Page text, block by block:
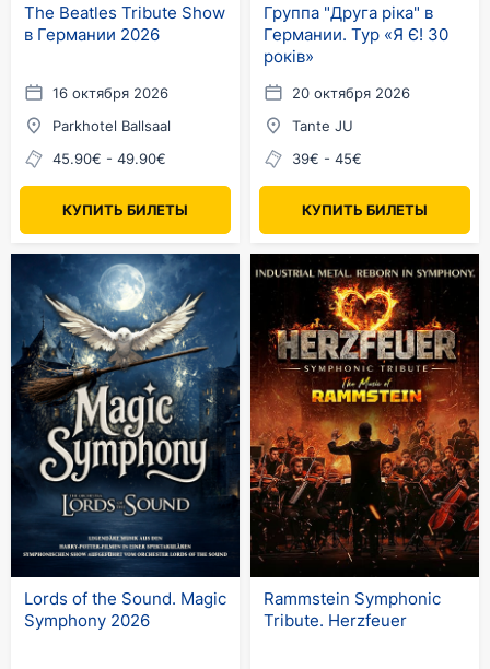
The Beatles Tribute Show
в Германии 2026
16 октября 2026
Parkhotel Ballsaal
45.90€ - 49.90€
КУПИТЬ БИЛЕТЫ
Группа "Друга ріка" в
Германии. Тур «Я Є! 30
років»
20 октября 2026
Tante JU
39€ - 45€
КУПИТЬ БИЛЕТЫ
Lords of the Sound. Magic
Symphony 2026
Rammstein Symphonic
Tribute. Herzfeuer